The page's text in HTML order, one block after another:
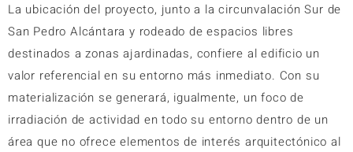
La ubicación del proyecto, junto a la circunvalación Sur de
San Pedro Alcántara y rodeado de espacios libres
destinados a zonas ajardinadas, confiere al edificio un
valor referencial en su entorno más inmediato. Con su
materialización se generará, igualmente, un foco de
irradiación de actividad en todo su entorno dentro de un
área que no ofrece elementos de interés arquitectónico al